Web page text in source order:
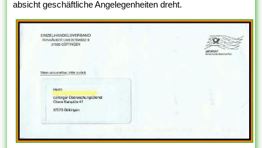
absicht geschäftliche Angelegenheiten dreht.